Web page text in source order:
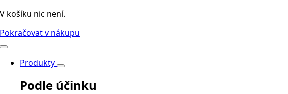
V košíku nic není.
Pokračovat v nákupu
Produkty
Podle účinku